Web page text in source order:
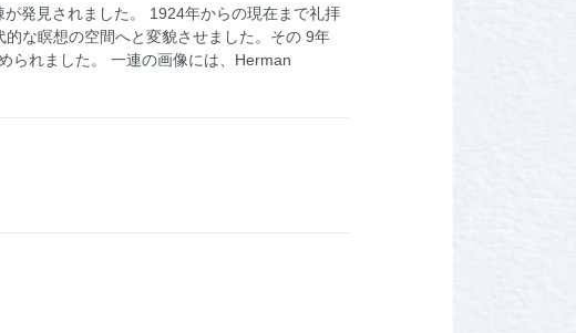
発見されました。 1924年からの現在まで礼拝
な瞑想の空間へと変貌させました。その 9年
られました。 一連の画像には、Herman